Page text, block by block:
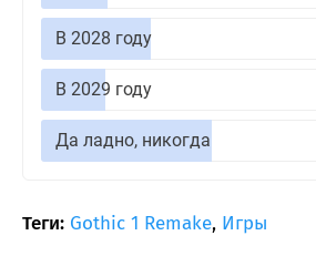
В 2028 году
В 2029 году
Да ладно, никогда
Теги: Gothic 1 Remake, Игры